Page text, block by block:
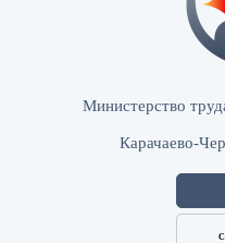
Министерство
Карачаево-